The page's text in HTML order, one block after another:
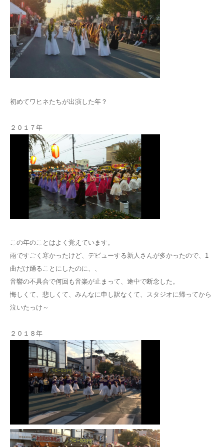
初めてワヒネたちが出演した年？
２０１７年
この年のことはよく覚えています。
雨ですごく寒かったけど、デビューする新人さんが多かったので、1
曲だけ踊ることにしたのに、、
音響の不具合で何回も音楽が止まって、途中で断念した。
悔しくて、悲しくて、みんなに申し訳なくて、スタジオに帰ってから
泣いたっけ～
２０１８年